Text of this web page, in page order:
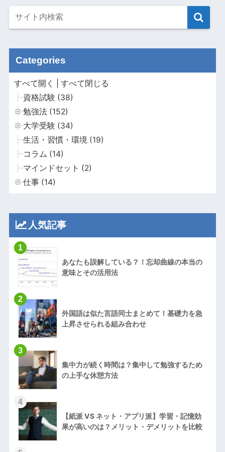
Categories
すべて開く
すべて閉じる
資格試験 (38)
勉強法 (152)
大学受験 (34)
生活・習慣・環境 (19)
コラム (14)
マインドセット (2)
仕事 (14)
人気記事
1
あなたも誤解している？！忘却曲線の本当の
意味とその活用法
2
外国語は似た言語同士まとめて！基礎力を急
上昇させられる組み合わせ
3
集中力が続く時間は？集中して勉強するため
の上手な休憩方法
4
【紙派 VS ネット・アプリ派】学習・記憶効
果が高いのは？メリット・デメリットを比較